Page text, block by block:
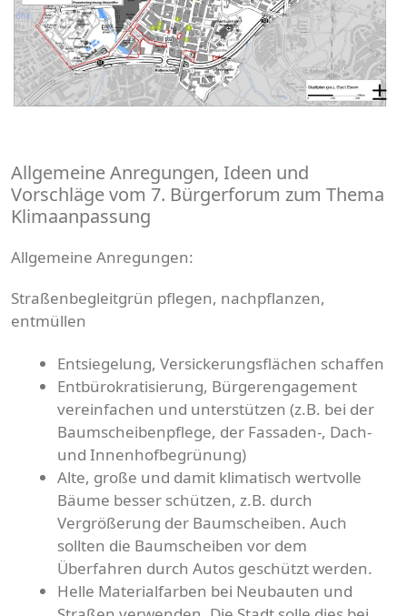
Allgemeine Anregungen, Ideen und
Vorschläge vom 7. Bürgerforum zum Thema
Klimaanpassung
Allgemeine Anregungen:
Straßenbegleitgrün pflegen, nachpflanzen,
entmüllen
Entsiegelung, Versickerungsflächen schaffen
Entbürokratisierung, Bürgerengagement
vereinfachen und unterstützen (z.B. bei der
Baumscheibenpflege, der Fassaden-, Dach-
und Innenhofbegrünung)
Alte, große und damit klimatisch wertvolle
Bäume besser schützen, z.B. durch
Vergrößerung der Baumscheiben. Auch
sollten die Baumscheiben vor dem
Überfahren durch Autos geschützt werden.
Helle Materialfarben bei Neubauten und